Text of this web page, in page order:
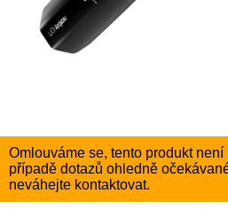
Omlouváme se, tento produkt
případě dotazů ohledně
neváhejte kontaktovat.